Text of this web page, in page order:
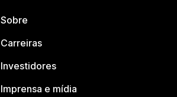
Sobre
Carreiras
Investidores
Imprensa e mídia